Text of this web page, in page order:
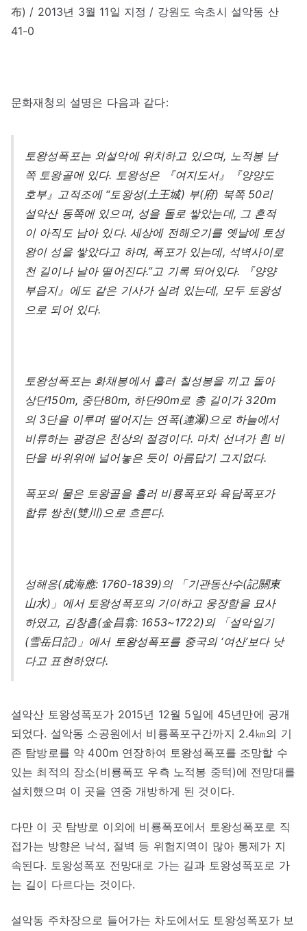
布) / 2013년 3월 11일 지정 / 강원도 속초시 설악동 산
41-0
문화재청의 설명은 다음과 같다:
토왕성폭포는 외설악에 위치하고 있으며, 노적봉 남
쪽 토왕골에 있다. 토왕성은 『여지도서』『양양도
호부』고적조에 “토왕성(土王城) 부(府) 북쪽 50리
설악산 동쪽에 있으며, 성을 돌로 쌓았는데, 그 흔적
이 아직도 남아 있다. 세상에 전해오기를 옛날에 토성
왕이 성을 쌓았다고 하며, 폭포가 있는데, 석벽사이로
천 길이나 날아 떨어진다.”고 기록 되어있다. 『양양
부읍지』에도 같은 기사가 실려 있는데, 모두 토왕성
으로 되어 있다.
토왕성폭포는 화채봉에서 흘러 칠성봉을 끼고 돌아
상단150m, 중단80m, 하단90m로 총 길이가 320m
의 3단을 이루며 떨어지는 연폭(連瀑)으로 하늘에서
비류하는 광경은 천상의 절경이다. 마치 선녀가 흰 비
단을 바위위에 널어놓은 듯이 아름답기 그지없다.
폭포의 물은 토왕골을 흘러 비룡폭포와 육담폭포가
합류 쌍천(雙川)으로 흐른다.
성해응(成海應: 1760-1839)의 「기관동산수(記關東
山水)」에서 토왕성폭포의 기이하고 웅장함을 묘사
하였고, 김창흡(金昌翕: 1653~1722)의 「설악일기
(雪岳日記)」에서 토왕성폭포를 중국의 ‘여산’보다 낫
다고 표현하였다.
설악산 토왕성폭포가 2015년 12월 5일에 45년만에 공개
되었다. 설악동 소공원에서 비룡폭포구간까지 2.4㎞의 기
존 탐방로를 약 400m 연장하여 토왕성폭포를 조망할 수
있는 최적의 장소(비룡폭포 우측 노적봉 중턱)에 전망대를
설치했으며 이 곳을 연중 개방하게 된 것이다.
다만 이 곳 탐방로 이외에 비룡폭포에서 토왕성폭포로 직
접가는 방향은 낙석, 절벽 등 위험지역이 많아 통제가 지
속된다. 토왕성폭포 전망대로 가는 길과 토왕성폭포로 가
는 길이 다르다는 것이다.
설악동 주차장으로 들어가는 차도에서도 토왕성폭포가 보